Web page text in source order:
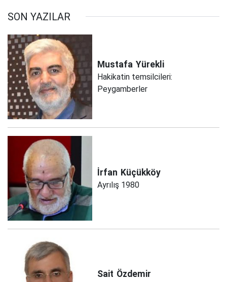
SON YAZILAR
Mustafa Yürekli
Hakikatin temsilcileri:
Peygamberler
İrfan Küçükköy
Ayrılış 1980
Sait Özdemir